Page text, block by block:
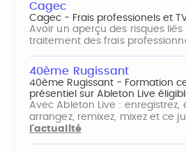
Cagec
Cagec - Frais professionels et
Avoir un aperçu des risques
traitement des frais
40ème Rugissant
40ème Rugissant - Formation
présentiel sur Ableton Live
Avec Ableton Live : enregistrez,
arrangez, remixez, mixez et ce
l'actualité